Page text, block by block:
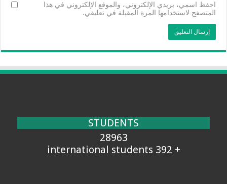
احفظ اسمي، بريدي الإلكتروني، والموقع الإلكتروني في هذا
المتصفح لاستخدامها المرة المقبلة في تعليقي.
STUDENTS
28963
+ 392 international students